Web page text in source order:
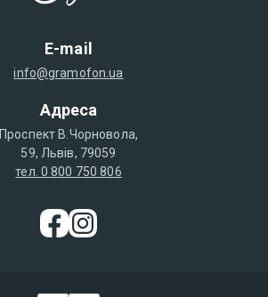
E-mail
info@gramofon.ua
Адреса
Проспект В.Чорновола,
59, Львів, 79059
тел. 0 800 750 806